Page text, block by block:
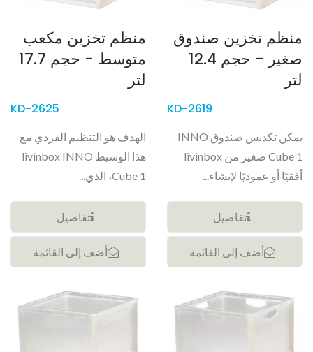
منظم تخزين صندوق
صغير - حجم 12.4
لتر
KD-2619
يمكن تكديس صندوق INNO
Cube 1 صغير من livinbox
أفقيًا أو عموديًا لإنشاء...
تفاصيل
أضف إلى القائمة
منظم تخزين مكعب
متوسط - حجم 17.7
لتر
KD-2625
الهدف هو التنظيم الفردي مع
هذا الوسيط livinbox INNO
Cube 1، الذي...
تفاصيل
أضف إلى القائمة